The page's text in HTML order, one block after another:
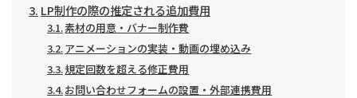
LP制作の際の推定される追加費用
素材の用意・バナー制作費
アニメーションの実装・動画の埋め込み
規定回数を超える修正費用
お問い合わせフォームの設置・外部連携費用